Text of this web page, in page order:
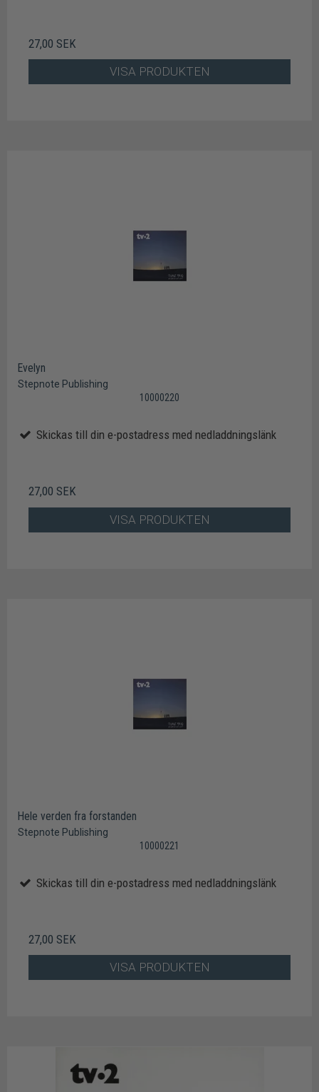
27,00 SEK
VISA PRODUKTEN
Evelyn
Stepnote Publishing
10000220
Skickas till din e-postadress med nedladdningslänk
27,00 SEK
VISA PRODUKTEN
Hele verden fra forstanden
Stepnote Publishing
10000221
Skickas till din e-postadress med nedladdningslänk
27,00 SEK
VISA PRODUKTEN